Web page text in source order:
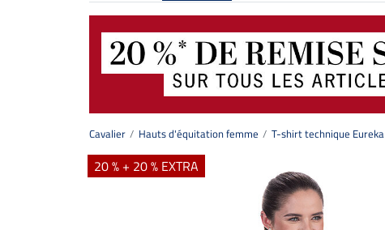
Cavalier Hauts d'équitation femme T-shirt technique Eureka
20 % + 20 % EXTRA